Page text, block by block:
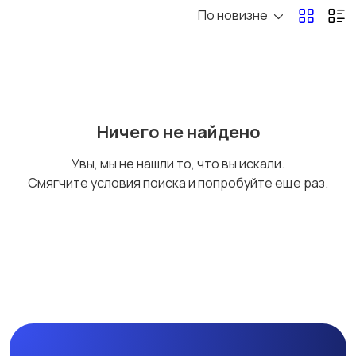
Нижнее белье
По новизне
Ничего не найдено
Увы, мы не нашли то, что вы искали.
Смягчите условия поиска и попробуйте еще раз.